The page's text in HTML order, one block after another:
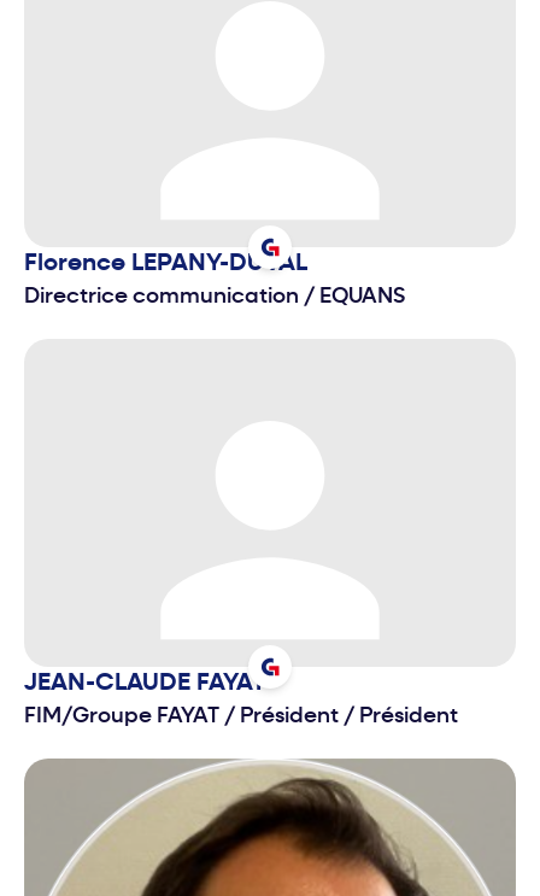
Florence LEPANY-DUVAL
Directrice communication / EQUANS
JEAN-CLAUDE FAYAT
FIM/Groupe FAYAT / Président / Président